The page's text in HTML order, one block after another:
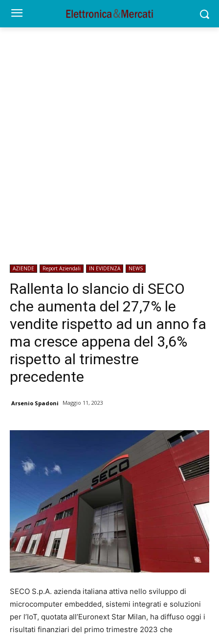
AZIENDE Report Aziendali IN EVIDENZA NEWS
Rallenta lo slancio di SECO
che aumenta del 27,7% le
vendite rispetto ad un anno fa
ma cresce appena del 3,6%
rispetto al trimestre
precedente
Arsenio Spadoni Maggio 11, 2023
SECO S.p.A. azienda italiana attiva nello sviluppo di
microcomputer embedded, sistemi integrati e soluzioni
per l’IoT, quotata all’Euronext Star Milan, ha diffuso oggi i
risultati finanziari del primo trimestre 2023 che